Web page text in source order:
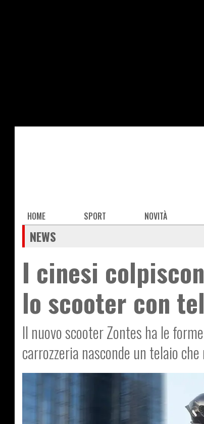
Main
navigation
HOME SPORT NOVITÀ
NEWS
I cinesi
lo scooter con
Il nuovo scooter Zontes ha le
carrozzeria nasconde un telaio